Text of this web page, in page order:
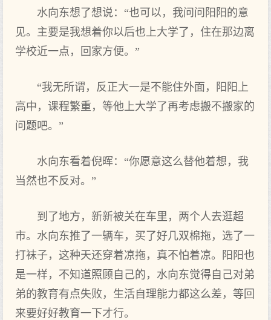
水向东想了想说：“也可以，我问问阳阳的意
见。主要是我想着你以后也上大学了，住在那边离
学校近一点，回家方便。”
“我无所谓，反正大一是不能住外面，阳阳上
高中，课程繁重，等他上大学了再考虑搬不搬家的
问题吧。”
水向东看着倪晖：“你愿意这么替他着想，我
当然也不反对。”
到了地方，新新被关在车里，两个人去逛超
市。水向东推了一辆车，买了好几双棉拖，选了一
打袜子，这种天还穿着凉拖，真不怕着凉。阳阳也
是一样，不知道照顾自己的，水向东觉得自己对弟
弟的教育有点失败，生活自理能力都这么差，等回
来要好好教育一下才行。